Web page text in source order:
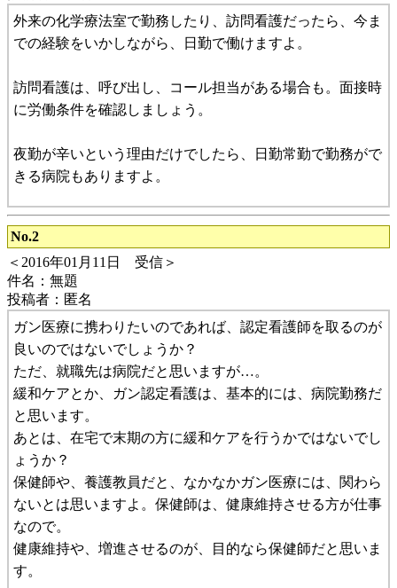
外来の化学療法室で勤務したり、訪問看護だったら、今ま
での経験をいかしながら、日勤で働けますよ。
訪問看護は、呼び出し、コール担当がある場合も。面接時
に労働条件を確認しましょう。
夜勤が辛いという理由だけでしたら、日勤常勤で勤務がで
きる病院もありますよ。
No.2
＜2016年01月11日 受信＞
件名：無題
投稿者：匿名
ガン医療に携わりたいのであれば、認定看護師を取るのが
良いのではないでしょうか？
ただ、就職先は病院だと思いますが…。
緩和ケアとか、ガン認定看護は、基本的には、病院勤務だ
と思います。
あとは、在宅で末期の方に緩和ケアを行うかではないでし
ょうか？
保健師や、養護教員だと、なかなかガン医療には、関わら
ないとは思いますよ。保健師は、健康維持させる方が仕事
なので。
健康維持や、増進させるのが、目的なら保健師だと思いま
す。